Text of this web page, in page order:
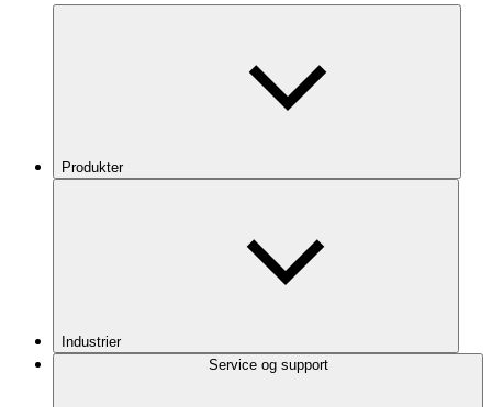
Produkter
Industrier
Service og support